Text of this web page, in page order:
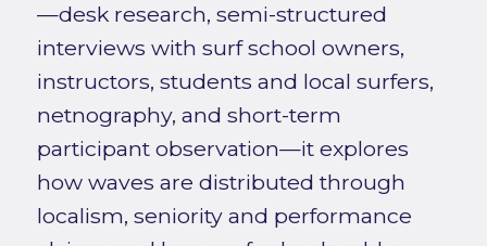
—desk research, semi-structured
interviews with surf school owners,
instructors, students and local surfers,
netnography, and short-term
participant observation—it explores
how waves are distributed through
localism, seniority and performance